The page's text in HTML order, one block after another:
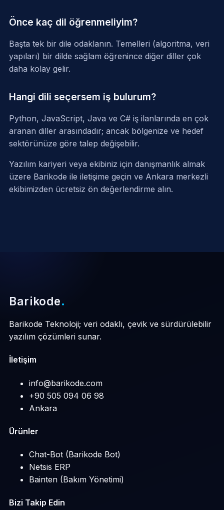
Önce kaç dil öğrenmeliyim?
Başta tek bir dile odaklanın. Temelleri (algoritma, veri
yapıları) bir dilde sağlam öğrenince diğer diller çok
daha kolay gelir.
Hangi dili seçersem iş bulurum?
Python, JavaScript, Java ve C# iş ilanlarında en çok
aranan diller arasındadır; ancak bölgenize ve hedef
sektörünüze göre talep değişebilir.
Yazılım kariyeri veya ekibiniz için danışmanlık almak
üzere Barikode ile iletişime geçin ve Ankara merkezli
ekibimizden ücretsiz ön değerlendirme alın.
Barikode.
Barikode Teknoloji; veri odaklı, çevik ve sürdürülebilir
yazılım çözümleri sunar.
İletişim
info@barikode.com
+90 505 094 06 98
Ankara
Ürünler
Chat-Bot (Barikode Bot)
Netsis ERP
Bainten (Bakım Yönetimi)
Bizi Takip Edin